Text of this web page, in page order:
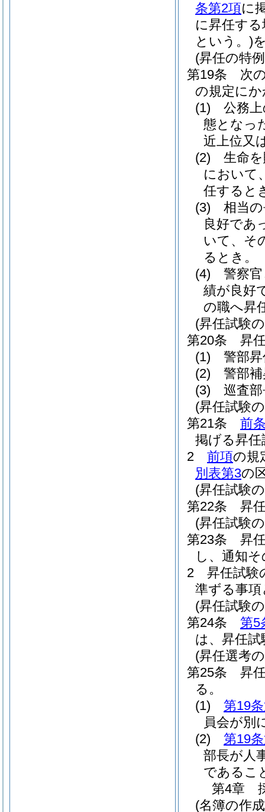
条第2項に
に昇任す
という。)
(昇任の特
第19条
次
の規定に
(1)
公務
態となっ
近上位又
(2)
生命
において
任すると
(3)
相当
良好であ
いて、そ
るとき。
(4)
警察
績が良好
の職へ昇
(昇任試験
第20条
昇
(1)
警部
(2)
警部
(3)
巡査
(昇任試験
第21条
前
掲げる昇
2
前項の規
別表第3の
(昇任試験
第22条
昇
(昇任試験
第23条
昇
し、通知
2
昇任試験
準ずる事
(昇任試験
第24条
第5
は、昇任
(昇任選考
第25条
昇
る。
(1)
第19
員会が別
(2)
第19
部長が人
であるこ
第4章
(名簿の作